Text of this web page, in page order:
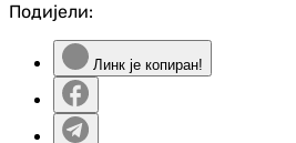
Подијели:
Линк је копиран!